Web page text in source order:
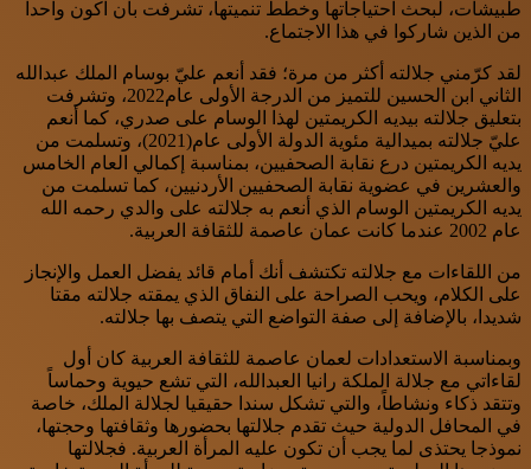
طبيشات، لبحث احتياجاتها وخطط تنميتها، تشرفت بأن اكون واحدا
من الذين شاركوا في هذا الاجتماع.
لقد كرّمني جلالته أكثر من مرة؛ فقد أنعم عليّ بوسام الملك عبدالله
الثاني ابن الحسين للتميز من الدرجة الأولى عام2022، وتشرفت
بتعليق جلالته بيديه الكريمتين لهذا الوسام على صدري، كما أنعم
عليّ جلالته بميدالية مئوية الدولة الأولى عام(2021)، وتسلمت من
يديه الكريمتين درع نقابة الصحفيين، بمناسبة إكمالي العام الخامس
والعشرين في عضوية نقابة الصحفيين الأردنيين، كما تسلمت من
يديه الكريمتين الوسام الذي أنعم به جلالته على والدي رحمه الله
عام 2002 عندما كانت عمان عاصمة للثقافة العربية.
من اللقاءات مع جلالته تكتشف أنك أمام قائد يفضل العمل والإنجاز
على الكلام، ويحب الصراحة على النفاق الذي يمقته جلالته مقتا
شديدا، بالإضافة إلى صفة التواضع التي يتصف بها جلالته.
وبمناسبة الاستعدادات لعمان عاصمة للثقافة العربية كان أول
لقاءاتي مع جلالة الملكة رانيا العبدالله، التي تشع حيوية وحماساً
وتتقد ذكاء ونشاطاً، والتي تشكل سندا حقيقيا لجلالة الملك، خاصة
في المحافل الدولية حيث تقدم جلالتها بحضورها وثقافتها وحجتها،
نموذجا يحتذى لما يجب أن تكون عليه المرأة العربية. فجلالتها